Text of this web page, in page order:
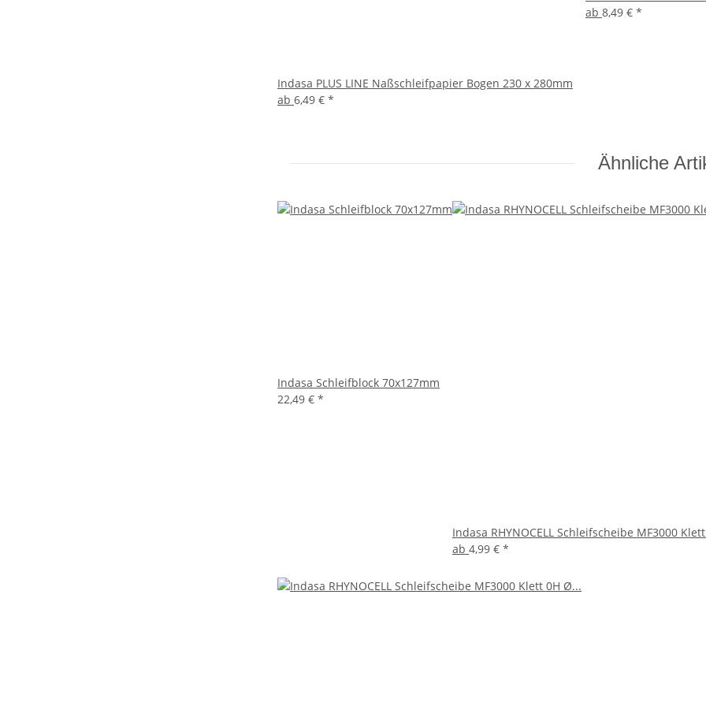
Indasa PLUS LINE Naßschleifpapier Bogen 230 x 280mm
ab 6,49 € *
ab 8,49 € *
Ähnliche
Indasa Schleifblock 70x127mm
22,49 € *
Indasa RHYNOCELL Schleifscheibe MF3000
ab 4,99 € *